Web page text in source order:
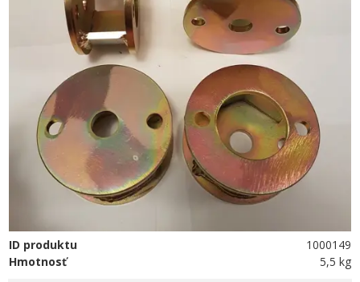
ID produktu
1000149
Hmotnosť
5,5 kg